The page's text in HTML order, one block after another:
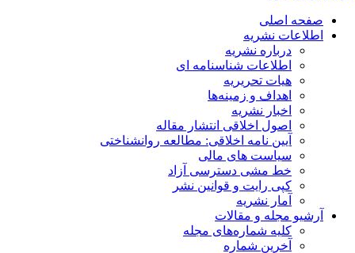
صفحه اصلی
اطلاعات نشریه
درباره نشریه
اطلاعات شناسنامه ای
هیات تحریریه
اهداف و زمینه‌ها
اخبار نشریه
اصول اخلاقی انتشار مقاله
آیین نامه اخلاقی: مطالعه روانشناختی
سیاست های مالی
خط مشی دسترسی آزاد
کپی رایت و قوانین نشر
آمار نشریه
آرشیو مجله و مقالات
کلیه شماره‌های مجله
آخرین شماره